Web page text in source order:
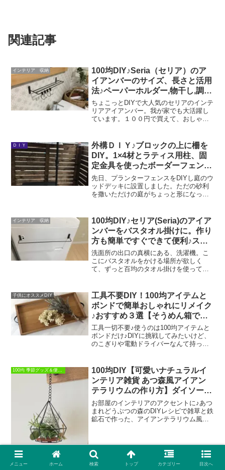
関連記事
インテリア 収納
100均DIY♪Seria（セリア）のア
イアンバーのサイズ、長さと活用
法♪ペーパーホルダー,物干し,調理
器具掛け,オーブン皿や歯ブラシ
の収納にも♪
ちょこっとDIYで大人気のセリアのインテ
リアアイアンバー。我が家でも大活躍し
ています。１００円で買えて、おしゃれ♪
ホルダー、コップや調理器具かけ、タオ
ルバスタオル掛け、...
ＤＩＹ
外構ＤＩＹ♪ブロックの上に柵を
DIY。1×4材とラティス用柱、固
定金具を使ったボーダーフェンス
の作り方。
先日、プランターフェンスをDIYし庭のウ
ッドデッキに設置しました。ただの砂利
を撒いただけの庭がちょっと形になって
ムセンターに置いてあったJJwoodⅡとい
うシリーズ...
インテリア 収納
100均DIY♪セリア(Seria)のアイア
ンバーをバスタオル掛けに。作り
方も簡単ですぐできて便利♪スプ
レー類の収納や冷蔵庫にも♪
洗面所の出口の真横にある、洗濯機。こ
こにバスタオルをかける場所が欲しく
て、ずっと百均のタオル掛けを使ってい
っておりました。我が家では、セリアの
アイアンバーをいたるところ...
子供にオススメDIY
工具不要DIY！100均アイテムと
ボンドで簡単おしゃれにリメイク
♪おすすめ３選【そうめん箱で作
る木製トレイ】【ミニ引き出し】
【木製ティッシュケース】の作り
方
工具一切不要♪使うのは100均アイテムと
ボンドだけ♪DIYに挑戦してみたいけど、
のこぎりや電動ドライバーなんて持って
物をリメイクするおススメの方法をいく
つかご紹介さ...
100均 季節グッズ＆便利グッズ
100均DIY【可愛いナチュラルイ
ンテリア雑貨 あつ森風アイアン
テラリウムの作り方】ダイソーの
アイアン小物でお庭のグリーンを
楽しもう♪
お部屋のインテリアのアクセントに♪あつ
まれどうぶつの森のDIYレシピで雑草と鉄
鉱石で作った、アイアンテラリウム風の
も、アイアンバードゲージを使ってdiy。
あつ森DIYレシ...
インテリア 収納 100均DIY♪1×4材の端材とセリア
メニュー ホーム 検索 トップ カテゴリー 目次へ